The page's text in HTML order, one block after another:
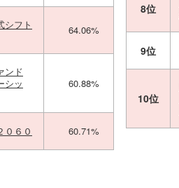
シフト
64.06%
ンド
シッ
60.88%
０６０ 60.71%
8位
9位
10位